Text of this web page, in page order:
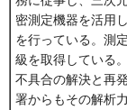
密測定機器を活用
を行っている。測
級を取得している
不具合の解決と再
署からもその解析